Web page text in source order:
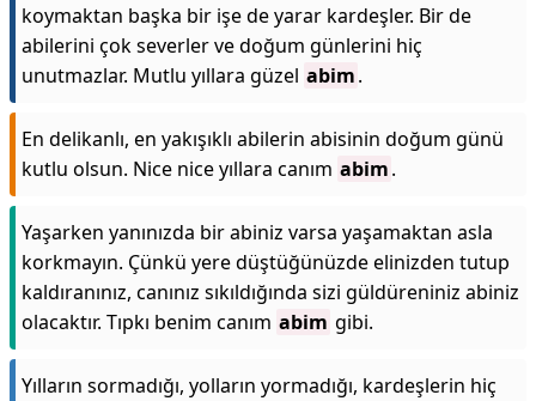
koymaktan başka bir işe de yarar kardeşler. Bir de
abilerini çok severler ve doğum günlerini hiç
unutmazlar. Mutlu yıllara güzel abim.
En delikanlı, en yakışıklı abilerin abisinin doğum günü
kutlu olsun. Nice nice yıllara canım abim.
Yaşarken yanınızda bir abiniz varsa yaşamaktan asla
korkmayın. Çünkü yere düştüğünüzde elinizden tutup
kaldıranınız, canınız sıkıldığında sizi güldüreniniz abiniz
olacaktır. Tıpkı benim canım abim gibi.
Yılların sormadığı, yolların yormadığı, kardeşlerin hiç